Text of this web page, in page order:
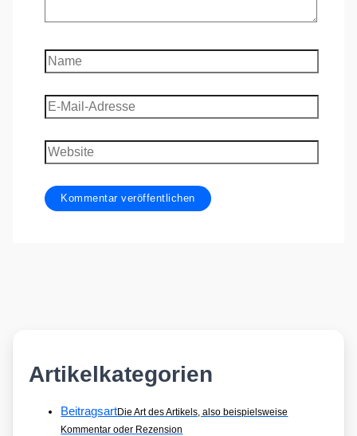
Name
E-
Mail-
Adresse
Website
Artikelkategorien
BeitragsartDie Art des Artikels, also beispielsweise
Kommentar oder Rezension